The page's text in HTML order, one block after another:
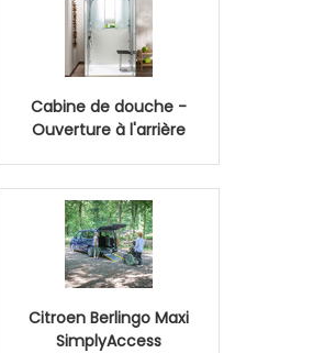
Cabine de douche -
Ouverture à l'arrière
Citroen Berlingo Maxi
SimplyAccess